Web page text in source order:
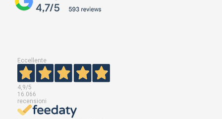
Eccellente
4,9/5
16.066
recensioni